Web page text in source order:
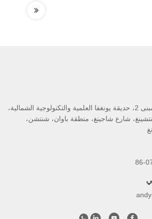
الطوابق 2-3، المبنى 2، حديقة يونغفا العلمية والتكنولوجية الشمالية،
شارع شاجينغ، منطقة باوان، شنتشن،
86-